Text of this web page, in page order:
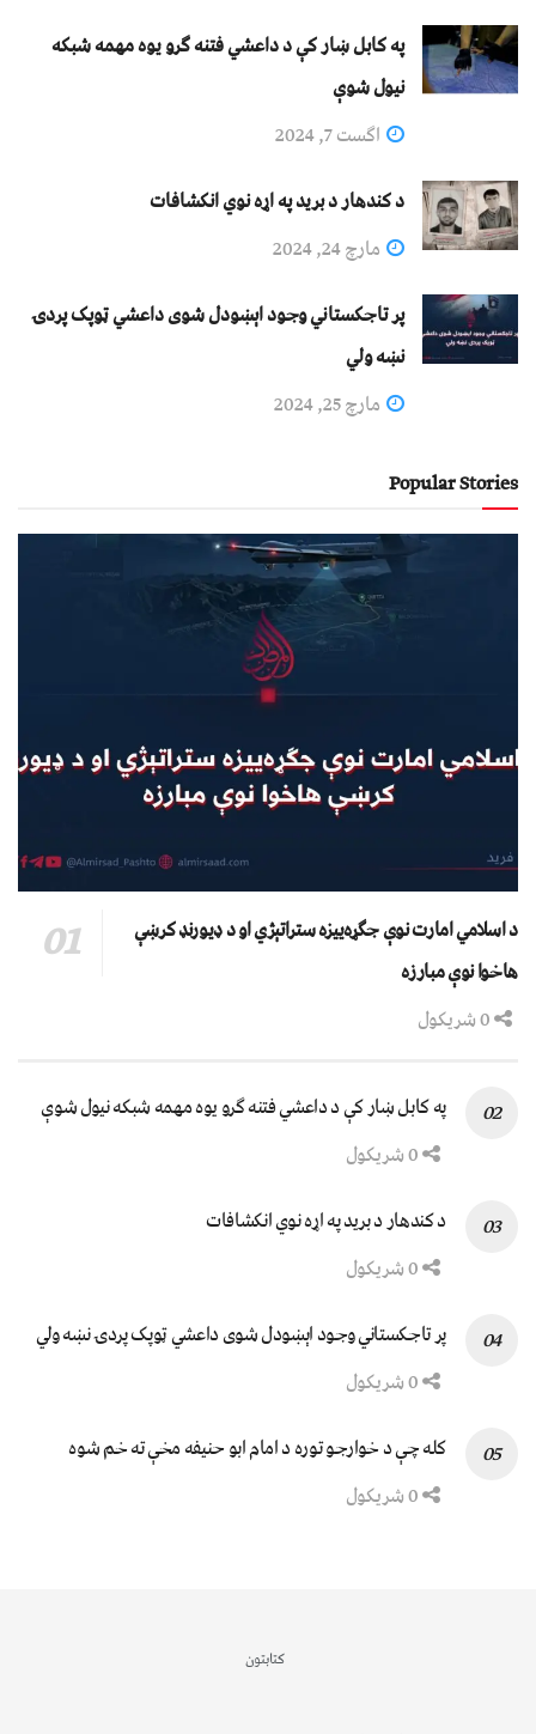
په کابل ښار کې د داعشي فتنه ګرو يوه مهمه شبکه
نيول شوې
اگست 7, 2024
د کندهار د برید په اړه نوي انکشافات
مارچ 24, 2024
پر تاجکستاني وجود اېښودل شوی داعشي ټوپک پردۍ
نښه ولي
مارچ 25, 2024
Popular Stories
د اسلامي امارت نوې جګړه‌ییزه ستراتېژي او د ډیورنډ کرښې
هاخوا نوې مبارزه
په کابل ښار کې د داعشي فتنه ګرو يوه مهمه شبکه نيول شوې
د کندهار د برید په اړه نوي انکشافات
پر تاجکستاني وجود اېښودل شوی داعشي ټوپک پردۍ نښه ولي
کله چې د خوارجو توره د امام ابو حنیفه مخې ته خم شوه
کتابتون